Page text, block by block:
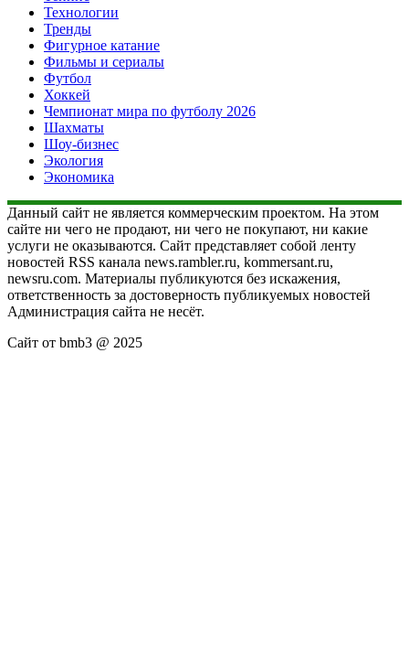
Технологии
Тренды
Фигурное катание
Фильмы и сериалы
Футбол
Хоккей
Чемпионат мира по футболу 2026
Шахматы
Шоу-бизнес
Экология
Экономика
Данный сайт не является коммерческим проектом. На этом
сайте ни чего не продают, ни чего не покупают, ни какие
услуги не оказываются. Сайт представляет собой ленту
новостей RSS канала news.rambler.ru, kommersant.ru,
newsru.com. Материалы публикуются без искажения,
ответственность за достоверность публикуемых новостей
Администрация сайта не несёт.
Сайт от bmb3 @ 2025